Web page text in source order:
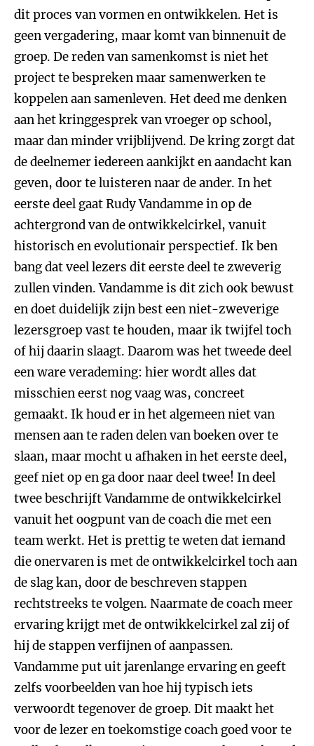
dit proces van vormen en ontwikkelen. Het is
geen vergadering, maar komt van binnenuit de
groep. De reden van samenkomst is niet het
project te bespreken maar samenwerken te
koppelen aan samenleven. Het deed me denken
aan het kringgesprek van vroeger op school,
maar dan minder vrijblijvend. De kring zorgt dat
de deelnemer iedereen aankijkt en aandacht kan
geven, door te luisteren naar de ander. In het
eerste deel gaat Rudy Vandamme in op de
achtergrond van de ontwikkelcirkel, vanuit
historisch en evolutionair perspectief. Ik ben
bang dat veel lezers dit eerste deel te zweverig
zullen vinden. Vandamme is dit zich ook bewust
en doet duidelijk zijn best een niet-zweverige
lezersgroep vast te houden, maar ik twijfel toch
of hij daarin slaagt. Daarom was het tweede deel
een ware verademing: hier wordt alles dat
misschien eerst nog vaag was, concreet
gemaakt. Ik houd er in het algemeen niet van
mensen aan te raden delen van boeken over te
slaan, maar mocht u afhaken in het eerste deel,
geef niet op en ga door naar deel twee! In deel
twee beschrijft Vandamme de ontwikkelcirkel
vanuit het oogpunt van de coach die met een
team werkt. Het is prettig te weten dat iemand
die onervaren is met de ontwikkelcirkel toch aan
de slag kan, door de beschreven stappen
rechtstreeks te volgen. Naarmate de coach meer
ervaring krijgt met de ontwikkelcirkel zal zij of
hij de stappen verfijnen of aanpassen.
Vandamme put uit jarenlange ervaring en geeft
zelfs voorbeelden van hoe hij typisch iets
verwoordt tegenover de groep. Dit maakt het
voor de lezer en toekomstige coach goed voor te